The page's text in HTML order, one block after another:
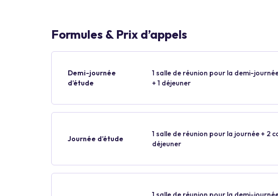
Formules & Prix d’appels
Demi-journée
d’étude
1 salle de réunion pour la demi-
+ 1 déjeuner
Journée d’étude
1 salle de réunion pour la journée + 2
déjeuner